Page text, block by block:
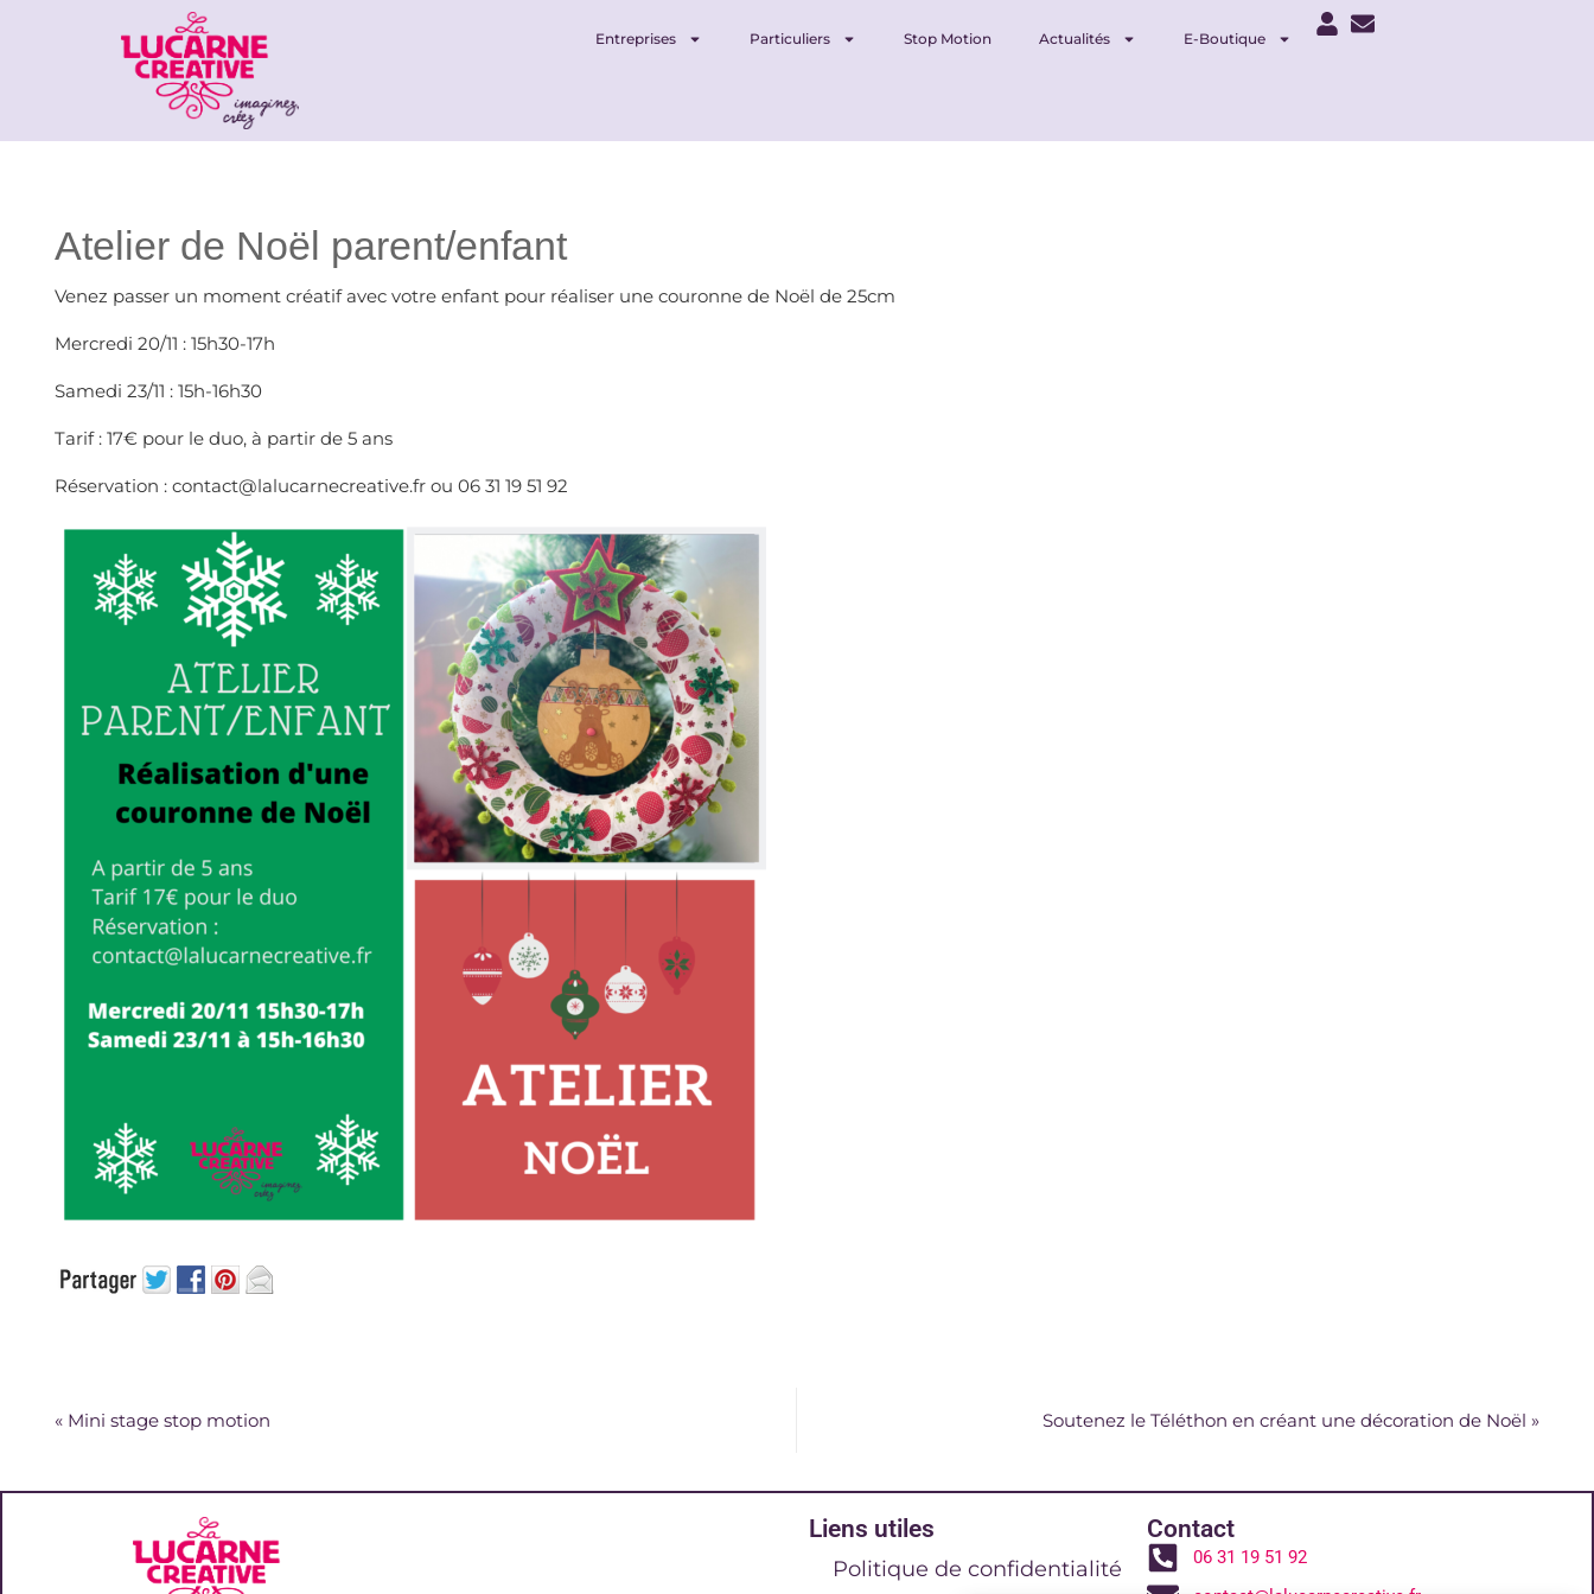
Entreprises Particuliers Stop Motion Actualités E-Boutique
Atelier de Noël parent/enfant
Venez passer un moment créatif avec votre enfant pour réaliser une couronne de Noël de 25cm
Mercredi 20/11 : 15h30-17h
Samedi 23/11 : 15h-16h30
Tarif : 17€ pour le duo, à partir de 5 ans
Réservation : contact@lalucarnecreative.fr ou 06 31 19 51 92
« Mini stage stop motion Soutenez le Téléthon en créant une décoration de Noël »
Liens utiles
Politique de confidentialité
Contact
06 31 19 51 92